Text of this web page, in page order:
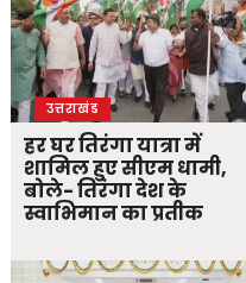
उत्तराखंड
हर घर तिरंगा यात्रा में
शामिल हुए सीएम धामी,
बोले- तिरंगा देश के
स्वाभिमान का प्रतीक